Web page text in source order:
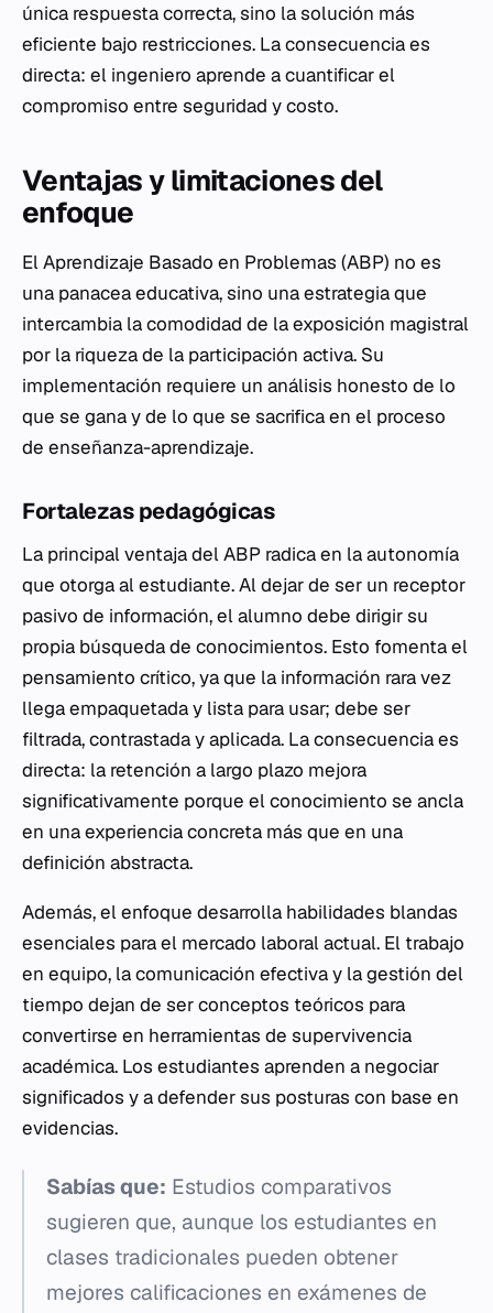
única respuesta correcta, sino la solución más
eficiente bajo restricciones. La consecuencia es
directa: el ingeniero aprende a cuantificar el
compromiso entre seguridad y costo.
Ventajas y limitaciones del
enfoque
El Aprendizaje Basado en Problemas (ABP) no es
una panacea educativa, sino una estrategia que
intercambia la comodidad de la exposición magistral
por la riqueza de la participación activa. Su
implementación requiere un análisis honesto de lo
que se gana y de lo que se sacrifica en el proceso
de enseñanza-aprendizaje.
Fortalezas pedagógicas
La principal ventaja del ABP radica en la autonomía
que otorga al estudiante. Al dejar de ser un receptor
pasivo de información, el alumno debe dirigir su
propia búsqueda de conocimientos. Esto fomenta el
pensamiento crítico, ya que la información rara vez
llega empaquetada y lista para usar; debe ser
filtrada, contrastada y aplicada. La consecuencia es
directa: la retención a largo plazo mejora
significativamente porque el conocimiento se ancla
en una experiencia concreta más que en una
definición abstracta.
Además, el enfoque desarrolla habilidades blandas
esenciales para el mercado laboral actual. El trabajo
en equipo, la comunicación efectiva y la gestión del
tiempo dejan de ser conceptos teóricos para
convertirse en herramientas de supervivencia
académica. Los estudiantes aprenden a negociar
significados y a defender sus posturas con base en
evidencias.
Sabías que: Estudios comparativos
sugieren que, aunque los estudiantes en
clases tradicionales pueden obtener
mejores calificaciones en exámenes de